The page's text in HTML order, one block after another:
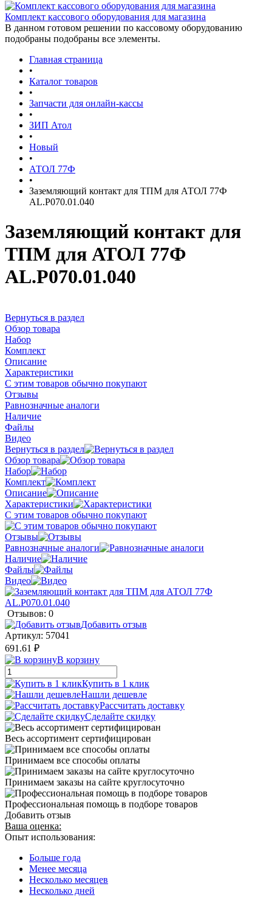
Комплект кассового оборудования для магазина
В данном готовом решении по кассовому оборудованию
подобраны подобраны все элементы.
Главная страница
•
Каталог товаров
•
Запчасти для онлайн-кассы
•
ЗИП Атол
•
Новый
•
АТОЛ 77Ф
•
Заземляющий контакт для ТПМ для АТОЛ 77Ф
AL.P070.01.040
Заземляющий контакт для
ТПМ для АТОЛ 77Ф
AL.P070.01.040
Вернуться в раздел
Обзор товара
Набор
Комплект
Описание
Характеристики
С этим товаров обычно покупают
Отзывы
Равнозначные аналоги
Наличие
Файлы
Видео
Вернуться в раздел
Обзор товара
Набор
Комплект
Описание
Характеристики
С этим товаров обычно покупают
Отзывы
Равнозначные аналоги
Наличие
Файлы
Видео
Отзывов: 0
Добавить отзыв
Артикул: 57041
691.61 ₽
В корзину
Купить в 1 клик
Нашли дешевле
Рассчитать доставку
Сделайте скидку
Весь ассортимент сертифицирован
Принимаем все способы оплаты
Принимаем заказы на сайте круглосуточно
Профессиональная помощь в подборе товаров
Добавить отзыв
Ваша оценка:
Опыт использования:
Больше года
Менее месяца
Несколько месяцев
Несколько дней